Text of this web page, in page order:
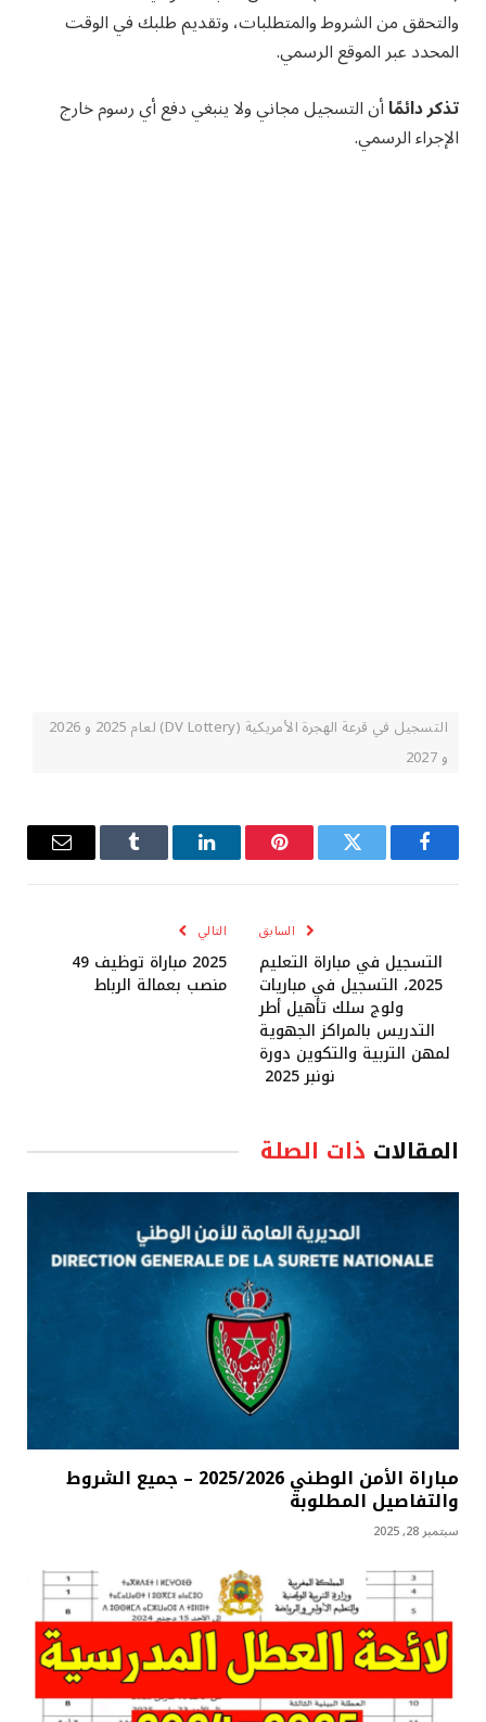
والتحقق من الشروط والمتطلبات، وتقديم طلبك في الوقت
المحدد عبر الموقع الرسمي.
تذكر دائمًاأن التسجيل مجاني ولا ينبغي دفع أي رسوم خارج
الإجراء الرسمي.
التسجيل في قرعة الهجرة الأمريكية (DV Lottery) لعام 2025 و 2026
و 2027
فيسبوك تويتر بينتيريستلينكدإن Tumblr
البريد
السابق
التسجيل في مباراة التعليم
2025، التسجيل في مباريات
ولوج سلك تأهيل أطر
التدريس بالمراكز الجهوية
لمهن التربية والتكوين دورة
نونبر 2025
التالي
2025 مباراة توظيف 49
منصب بعمالة الرباط
المقالات ذات الصلة
مباراة الأمن الوطني 2025/2026 – جميع الشروط
والتفاصيل المطلوبة
سبتمبر 28, 2025